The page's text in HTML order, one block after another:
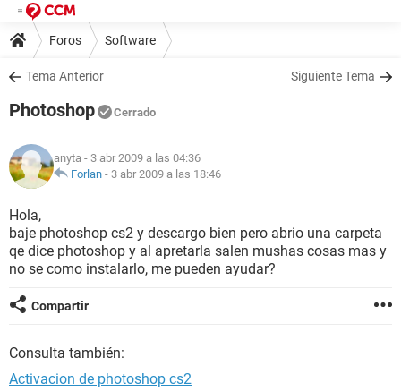
Foros Software
Tema Anterior Siguiente Tema
Photoshop Cerrado
anyta - 3 abr 2009 a las 04:36
Forlan - 3 abr 2009 a las 18:46
Hola,
baje photoshop cs2 y descargo bien pero abrio una carpeta
qe dice photoshop y al apretarla salen mushas cosas mas y
no se como instalarlo, me pueden ayudar?
Compartir
Consulta también:
Activacion de photoshop cs2